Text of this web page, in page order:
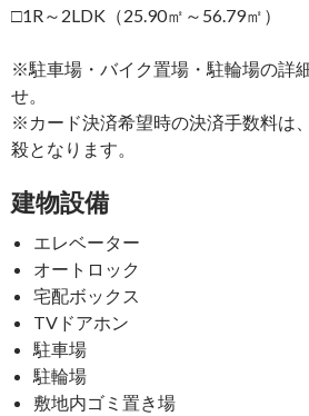
□1R～2LDK（25.90㎡～56.79㎡）
※駐車場・バイク置場・駐輪場の詳
せ。
※カード決済希望時の決済手数料は
殺となります。
建物設備
エレベーター
オートロック
宅配ボックス
TVドアホン
駐車場
駐輪場
敷地内ゴミ置き場